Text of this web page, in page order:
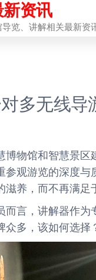
资讯
览、讲解相关最新资
多无线导
博物馆和智慧景
参观游览的深度与
滋养，而不再满足
而言，讲解器作
众多，该如何选择